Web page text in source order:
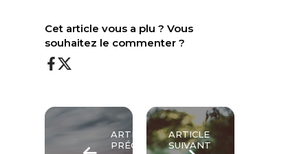
Cet article vous a plu ? Vous
souhaitez le commenter ?
ARTICLE
PRÉCÉDENT
ARTICLE
SUIVANT